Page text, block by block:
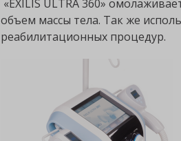
«EXILIS ULTRA 360»
объем массы тела. Так же
реабилитационных процедур.